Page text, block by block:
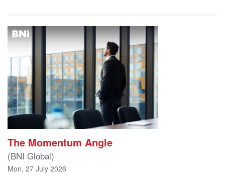
The Momentum Angle
(BNI Global)
Mon, 27 July 2026